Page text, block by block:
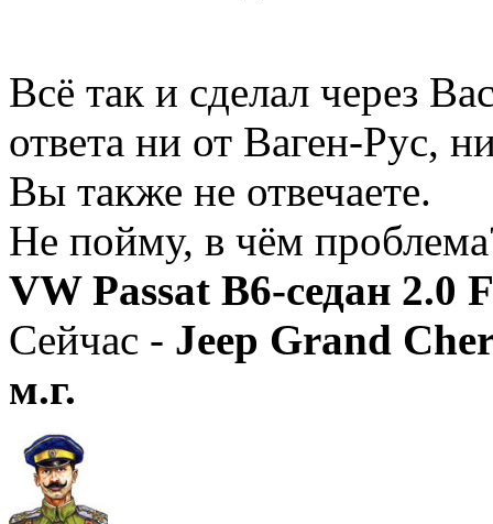
Всё так и сделал через
ответа ни от Ваген-Рус,
Вы также не отвечаете.
Не пойму, в чём
VW Passat B6-седан 2.0
Сейчас - Jeep Grand
м.г.